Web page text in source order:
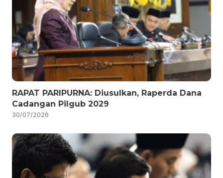
RAPAT PARIPURNA: Diusulkan, Raperda Dana
Cadangan Pilgub 2029
30/07/2026